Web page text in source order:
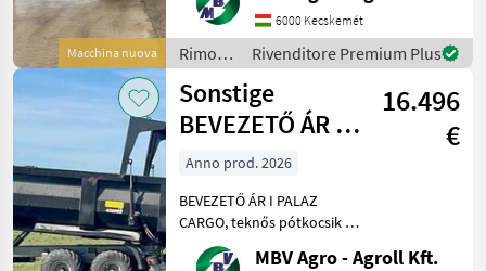
Macchina nuova
közvetlenül az importőrtől,
a régió legnagyobb PALAZ
kereskedőitől. Az
6000 Kecskemét
Rimorchi
/
Sonstige
Rivenditore Premium Plus
Sonstige
BEVEZETŐ ÁR I
PALAZ CARGO,
teknős
pótkocsik I 1
16.496
€
Anno prod. 2026
BEVEZETŐ ÁR I PALAZ
CARGO, teknős pótkocsik I
12-18T I 2 tengely Ha PALAZ
akkor kizárólag az MBVMBV Agro - Agroll Kft.